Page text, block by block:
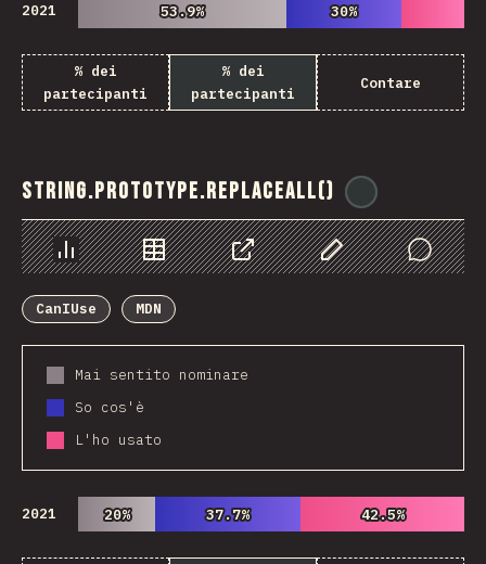
2021 53.9%
53.9% 30%
30%
% dei
partecipanti
% dei
partecipanti
Contare
String.prototype.replaceAll()
Grafico Dati CondividerePersonalizza i dati
Comments
CanIUse
MDN
Mai sentito nominare
So cos'è
L'ho usato
2021 20%
20% 37.7%
37.7% 42.5%
42.5%